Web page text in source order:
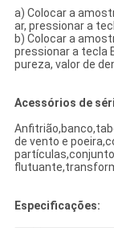
a) Colocar a
ar, pressionar a
b) Colocar a
pressionar a tecla
pureza, valor de
Acessórios de
de vento e
Especificações: